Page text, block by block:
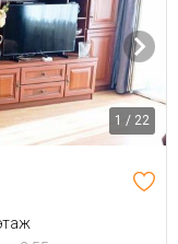
1 / 22